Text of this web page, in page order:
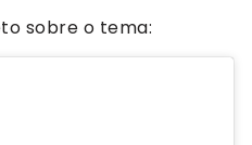
sobre o tema: